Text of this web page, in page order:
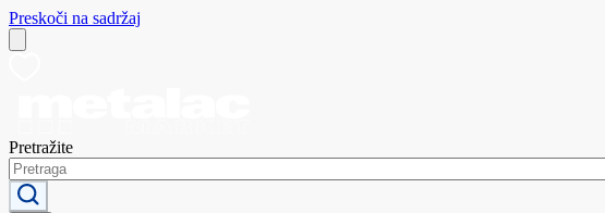
Preskoči na sadržaj
Pretražite